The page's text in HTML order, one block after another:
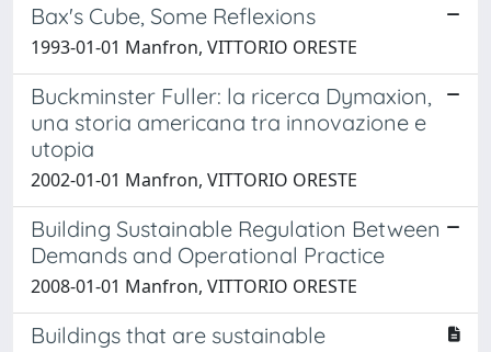
Bax's Cube, Some Reflexions
1993-01-01 Manfron, VITTORIO ORESTE
Buckminster Fuller: la ricerca Dymaxion,
una storia americana tra innovazione e
utopia
2002-01-01 Manfron, VITTORIO ORESTE
Building Sustainable Regulation Between
Demands and Operational Practice
2008-01-01 Manfron, VITTORIO ORESTE
Buildings that are sustainable